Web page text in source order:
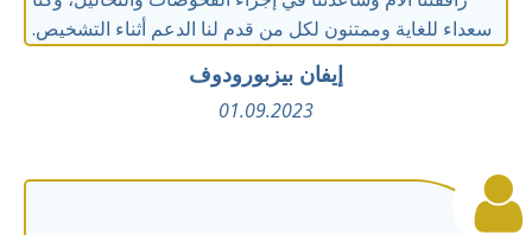
سعداء للغاية وممتنون لكل من قدم لنا الدعم أثناء التشخيص.
إيفان بيزبورودوف
01.09.2023